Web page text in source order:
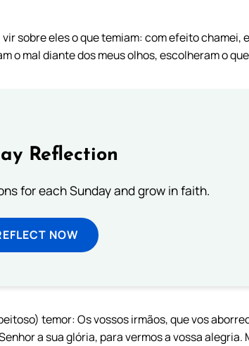
sobre eles o que temiam: com efeito chamei,
o mal diante dos meus olhos, escolheram o
Reflection
for each Sunday and grow in faith.
NOW
temor: Os vossos irmãos, que vos
a sua glória, para vermos a vossa alegria.